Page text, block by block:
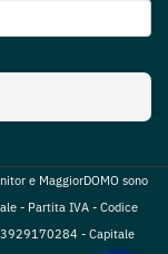
e MaggiorDOMO sono
- Partita IVA - Codice
- Capitale